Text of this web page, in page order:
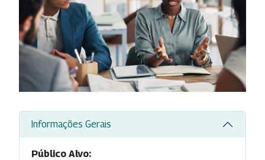
Informações Gerais
Público Alvo: